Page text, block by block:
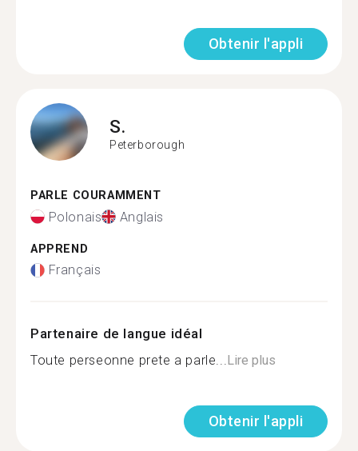
Obtenir l'appli
S.
Peterborough
PARLE COURAMMENT
Polonais Anglais
APPREND
Français
Partenaire de langue idéal
Toute perseonne prete a parle...Lire plus
Obtenir l'appli